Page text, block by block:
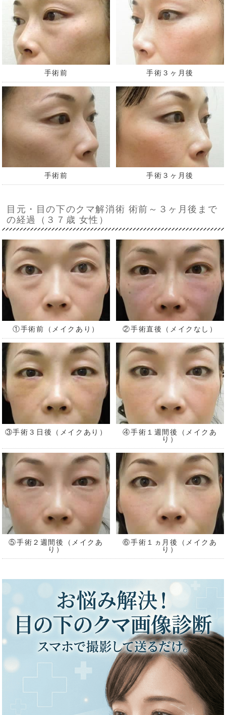
手術前 手術３ヶ月後
手術前 手術３ヶ月後
目元・目の下のクマ解消術 術前～３ヶ月後まで
の経過（３７歳 女性）
①手術前（メイクあり） ②手術直後（メイクなし）
③手術３日後（メイクあり）
④手術１週間後（メイクあ
り）
⑤手術２週間後（メイクあ
り）
⑥手術１ヵ月後（メイクあ
り）